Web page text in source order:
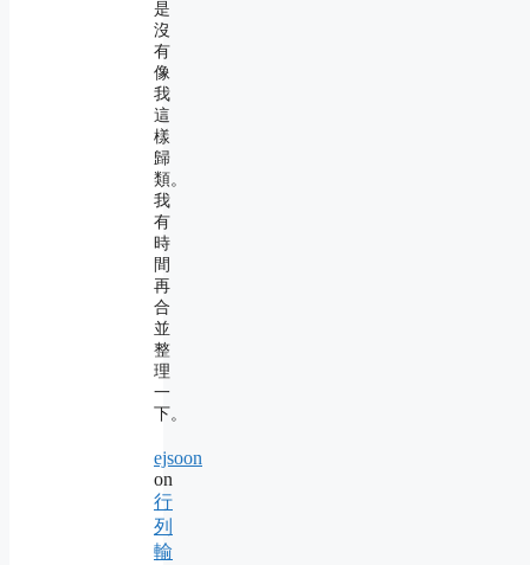
是
沒
有
像
我
這
樣
歸
類。
我
有
時
間
再
合
並
整
理
一
下。
ejsoon
on
行
列
輸